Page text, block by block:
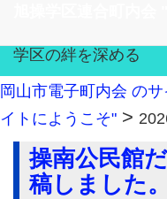
学区の絆を深める
岡山市電子町内会 のサ
イトにようこそ" >
操南公民館
稿しました。